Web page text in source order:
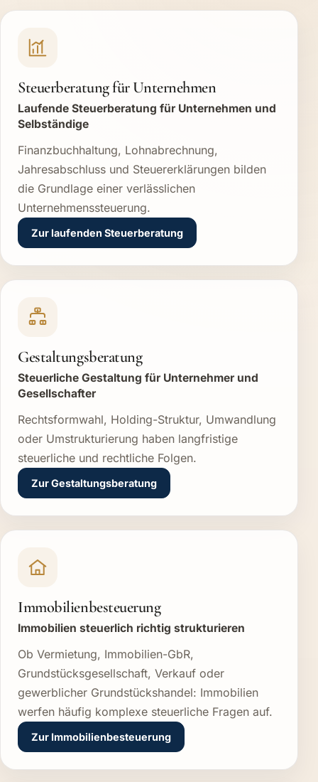
Steuerberatung für Unternehmen
Laufende Steuerberatung für Unternehmen und
Selbständige
Finanzbuchhaltung, Lohnabrechnung,
Jahresabschluss und Steuererklärungen bilden
die Grundlage einer verlässlichen
Unternehmenssteuerung.
Zur laufenden Steuerberatung
Gestaltungsberatung
Steuerliche Gestaltung für Unternehmer und
Gesellschafter
Rechtsformwahl, Holding-Struktur, Umwandlung
oder Umstrukturierung haben langfristige
steuerliche und rechtliche Folgen.
Zur Gestaltungsberatung
Immobilienbesteuerung
Immobilien steuerlich richtig strukturieren
Ob Vermietung, Immobilien-GbR,
Grundstücksgesellschaft, Verkauf oder
gewerblicher Grundstückshandel: Immobilien
werfen häufig komplexe steuerliche Fragen auf.
Zur Immobilienbesteuerung